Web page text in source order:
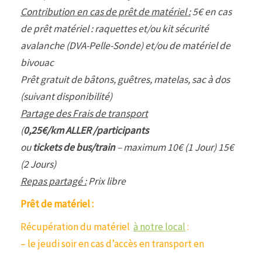
Contribution en cas de prêt de matériel :5€ en cas
de prêt matériel : raquettes et/ou kit sécurité
avalanche (DVA-Pelle-Sonde) et/ou de matériel de
bivouac
Prêt gratuit de bâtons, guêtres, matelas, sac à dos
(suivant disponibilité)
Partage des Frais de transport
(0,25€/km ALLER /participants
outickets de bus/train– maximum 10€ (1 Jour) 15€
(2 Jours)
Repas partagé :Prix libre
Prêt de matériel :
Récupération du matériel à notre local:
– le jeudi soir en cas d’accès en transport en